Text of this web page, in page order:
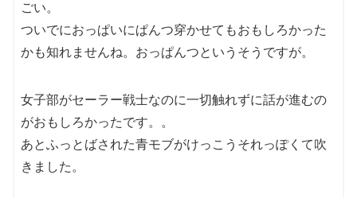
ごい。
ついでにおっぱいにぱんつ穿かせてもおもしろかった
かも知れませんね。おっぱんつというそうですが。
女子部がセーラー戦士なのに一切触れずに話が進むの
がおもしろかったです。。
あとふっとばされた青モブがけっこうそれっぽくて吹
きました。